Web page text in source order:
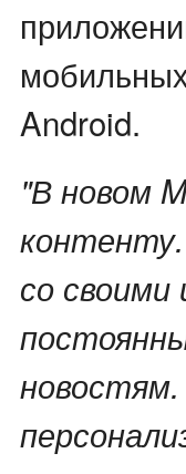
Android.
"В новом
со